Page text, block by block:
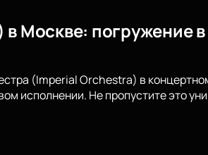
Москве: погружение
(Imperial Orchestra) в
исполнении. Не пропустите это